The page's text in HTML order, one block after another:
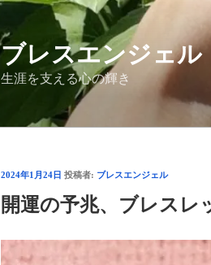
ブレスエンジェル
生涯を支える心の輝き
投
日:
2024年1月24日 投稿者: ブレスエンジェル
開運の予兆、ブレスレ